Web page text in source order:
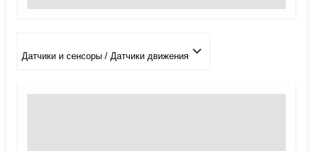
Датчики и сенсоры / Датчики движения